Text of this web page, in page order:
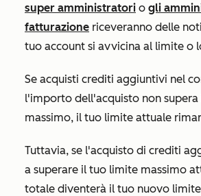
super amministratori o gli
fatturazione riceveranno delle
tuo account si avvicina al limite o
Se acquisti crediti aggiuntivi nel
l'importo dell'acquisto non
massimo, il tuo limite attuale
Tuttavia, se l'acquisto di crediti
a superare il tuo limite massimo
totale diventerà il tuo nuovo